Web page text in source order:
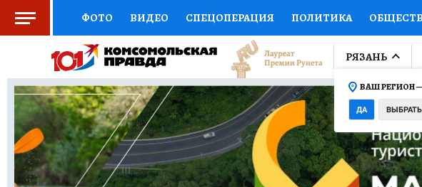
ФОТО ВИДЕО СПЕЦОПЕРАЦИЯ ПОЛИТИКА
СОЦПОДДЕРЖКА НАУКА СПОРТ КОЛУМНИСТЫ
ВЫБОР ЭКСПЕРТОВ ДОКТОР ФИНАНСЫ ОТКРЫВАЕМ
КНИЖНАЯ ПОЛКА ПРОГНОЗЫ НА СПОРТ ПРОМОКОДЫ
ПРЕСС-ЦЕНТР НЕДВИЖИМОСТЬ ТЕЛЕВИЗОР
РЯЗАНЬ
ВАШ РЕГИОН
ДА